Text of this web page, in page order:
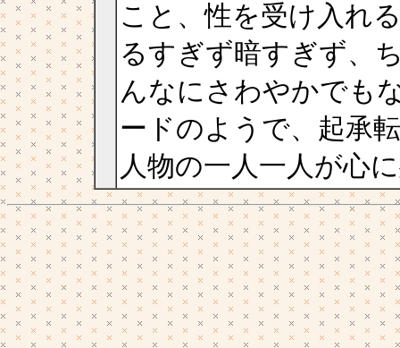
こと、性を受け入れ
るすぎず暗すぎず、
んなにさわやかでも
ードのようで、起承
人物の一人一人が心